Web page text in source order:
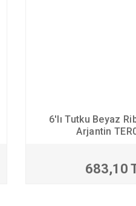
6'lı Tutku Beyaz
Arjantin
683,10